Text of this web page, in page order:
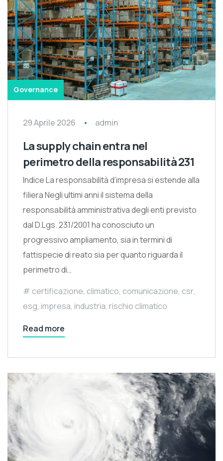
Governance
29 Aprile 2026 admin
La supply chain entra nel
perimetro della responsabilità 231
Indice La responsabilità d’impresa si estende alla
filiera Negli ultimi anni il sistema della
responsabilità amministrativa degli enti previsto
dal D.Lgs. 231/2001 ha conosciuto un
progressivo ampliamento, sia in termini di
fattispecie di reato sia per quanto riguarda il
perimetro di…
certificazione, climatico, comunicazione, csr,
esg, impresa, industria, rischio climatico
Read more